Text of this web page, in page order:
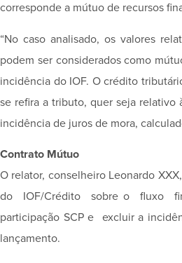
corresponde a mútuo de recursos
“No caso analisado, os valores
podem ser considerados como
incidência do IOF. O crédito
se refira a tributo, quer seja
incidência de juros de mora,
Contrato Mútuo
O relator, conselheiro Leonardo
do IOF/Crédito sobre o fluxo
participação SCP e excluir a
lançamento.